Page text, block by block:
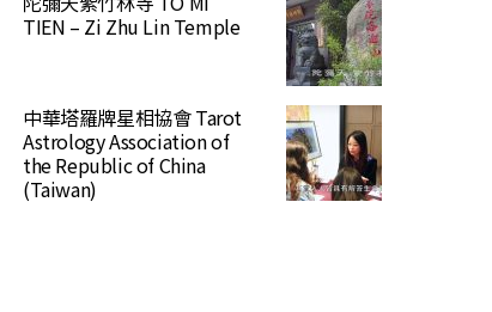
TIEN – Zi Zhu Lin Temple
中華塔羅牌星相協會 Tarot
Astrology Association of
the Republic of China
(Taiwan)